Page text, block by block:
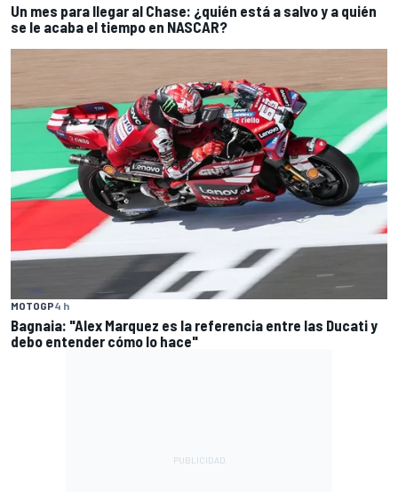
Un mes para llegar al Chase: ¿quién está a salvo y a quién
se le acaba el tiempo en NASCAR?
MOTOGP4 h
Bagnaia: "Alex Marquez es la referencia entre las Ducati y
debo entender cómo lo hace"